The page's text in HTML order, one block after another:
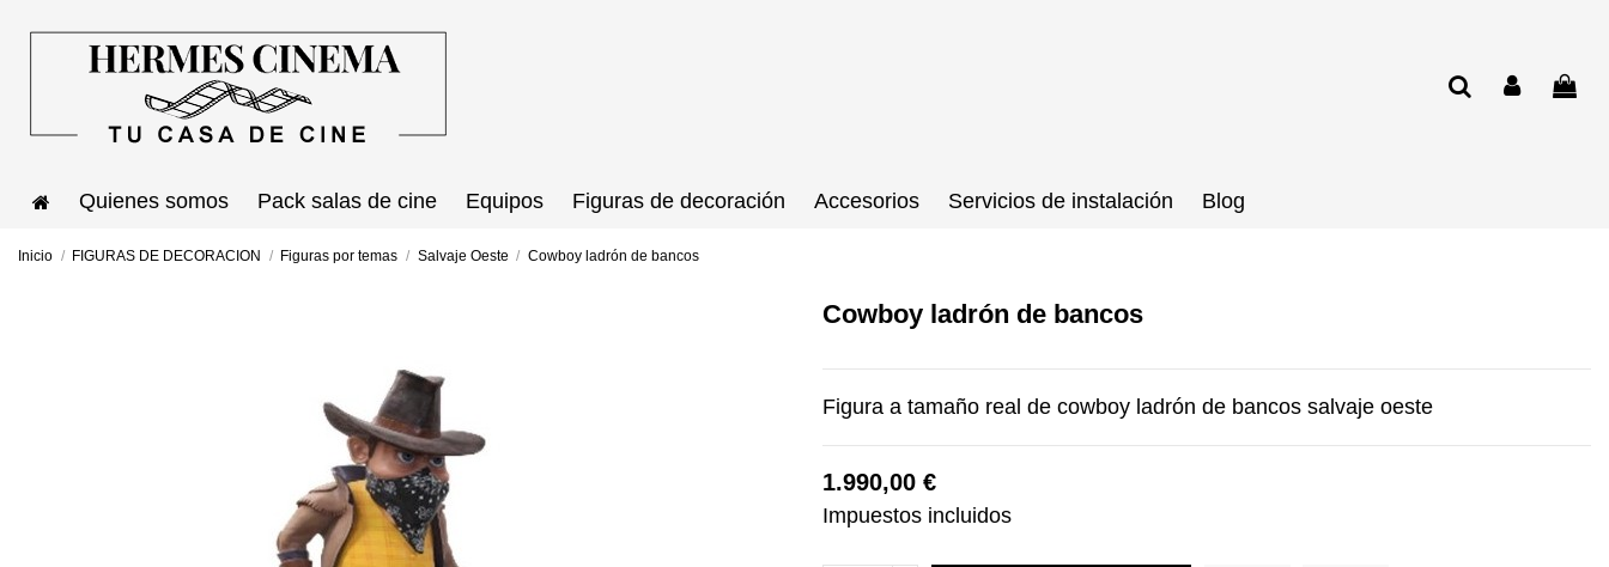
Quienes somos Pack salas de cine Equipos Figuras de decoración Accesorios Servicios de instalación Blog
Inicio FIGURAS DE DECORACION Figuras por temas Salvaje Oeste Cowboy ladrón de bancos
Cowboy ladrón de bancos
Figura a tamaño real de cowboy ladrón de bancos salvaje oeste
1.990,00 €
Impuestos incluidos